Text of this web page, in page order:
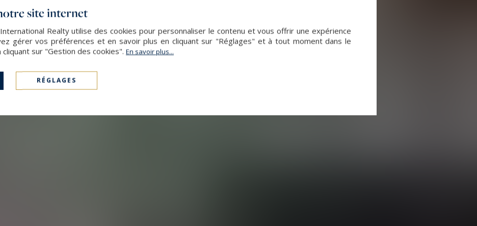
site internet
Realty utilise des cookies pour personnaliser le contenu et vous offrir une expérience
gérer vos préférences et en savoir plus en cliquant sur "Réglages" et à tout moment dans le
sur "Gestion des cookies". En savoir plus...
RÉGLAGES